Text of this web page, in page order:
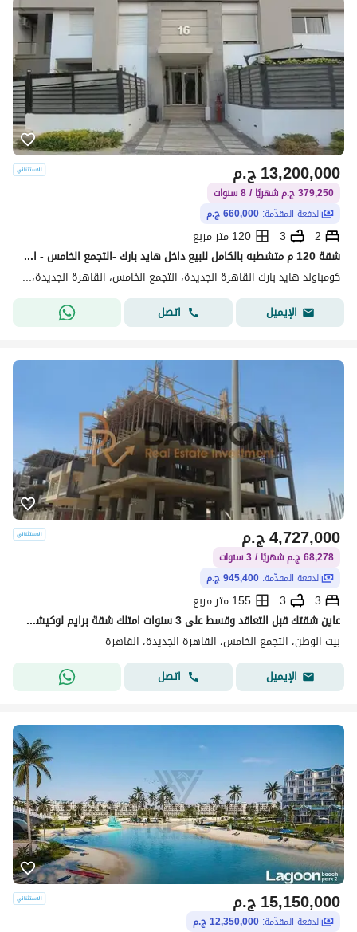
ج.م13,200,000
379,250 ج.م شهريًا / 8 سنوات
الدفعة المقدّمة: 660,000 ج.م
2
3
120 متر مربع
شقة 120 م متشطبه بالكامل للبيع داخل هايد بارك -التجمع الخامس - القاهره الجديده - بأقل مقدم وتقسيط 8 سنوات -استلم بعد سنه - 2 غرف
كومباوند هايد بارك القاهرة الجديدة، التجمع الخامس، القاهرة الجديدة، القاهرة
الإيميل
اتصل
ج.م4,727,000
68,278 ج.م شهريًا / 3 سنوات
الدفعة المقدّمة: 945,400 ج.م
3
3
155 متر مربع
عاين شقتك قبل التعاقد وقسط على 3 سنوات امتلك شقة برايم لوكيشن فيو مفتوح خطوات من التسعين الشمالى وطريق السويس الحي التكميلي بيت الوطن
بيت الوطن، التجمع الخامس، القاهرة الجديدة، القاهرة
الإيميل
اتصل
ج.م15,150,000
الدفعة المقدّمة: 12,350,000 ج.م